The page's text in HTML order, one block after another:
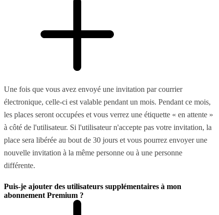
Une fois que vous avez envoyé une invitation par courrier
électronique, celle-ci est valable pendant un mois. Pendant ce mois,
les places seront occupées et vous verrez une étiquette « en attente »
à côté de l'utilisateur. Si l'utilisateur n'accepte pas votre invitation, la
place sera libérée au bout de 30 jours et vous pourrez envoyer une
nouvelle invitation à la même personne ou à une personne
différente.
Puis-je ajouter des utilisateurs supplémentaires à mon
abonnement Premium ?